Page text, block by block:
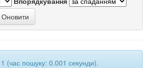
1 (час пошуку: 0.001 секунди).